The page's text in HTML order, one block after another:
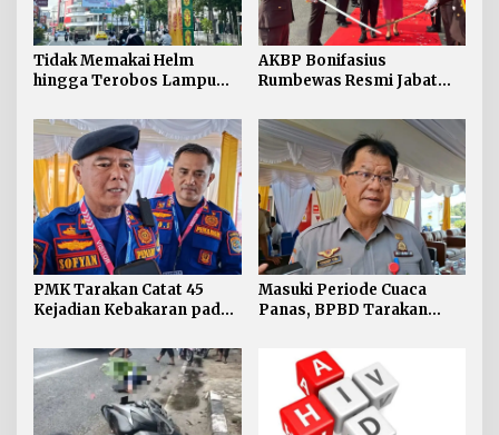
Tidak Memakai Helm
hingga Terobos Lampu
Pelanggaran ETLE di
Tarakan
AKBP Bonifasius
Rumbewas Resmi Jabat
Tegaskan Pelanggaran
Personel Diproses Tanpa
Toleransi
PMK Tarakan Catat 45
Kejadian Kebakaran pada
Masuki Periode Cuaca
Panas, BPBD Tarakan
di Dua Kecamatan